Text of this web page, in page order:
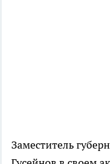
Заместитель